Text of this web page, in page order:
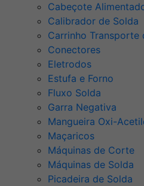
Cabeçote
Calibrador de Solda
Carrinho Transporte
Conectores
Eletrodos
Estufa e Forno
Fluxo Solda
Garra Negativa
Mangueira Oxi-
Maçaricos
Máquinas de Corte
Máquinas de Solda
Picadeira de Solda